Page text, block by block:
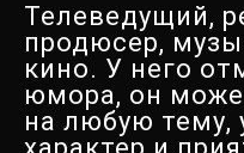
Телеведущий,
продюсер,
кино. У него
юмора, он
на любую тему,